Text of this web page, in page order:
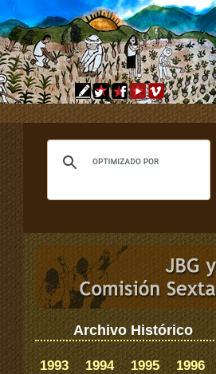
Archivo Histórico
1993 1994 1995
1996